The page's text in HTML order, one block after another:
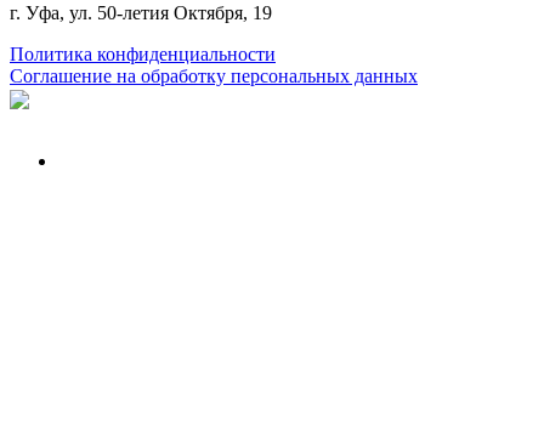
г. Уфа, ул. 50-летия Октября, 19
Политика конфиденциальности
Соглашение на обработку персональных данных